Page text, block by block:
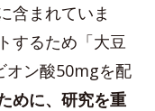
含まれていま
するため「大豆
オン酸50mgを配
めに、研究を重